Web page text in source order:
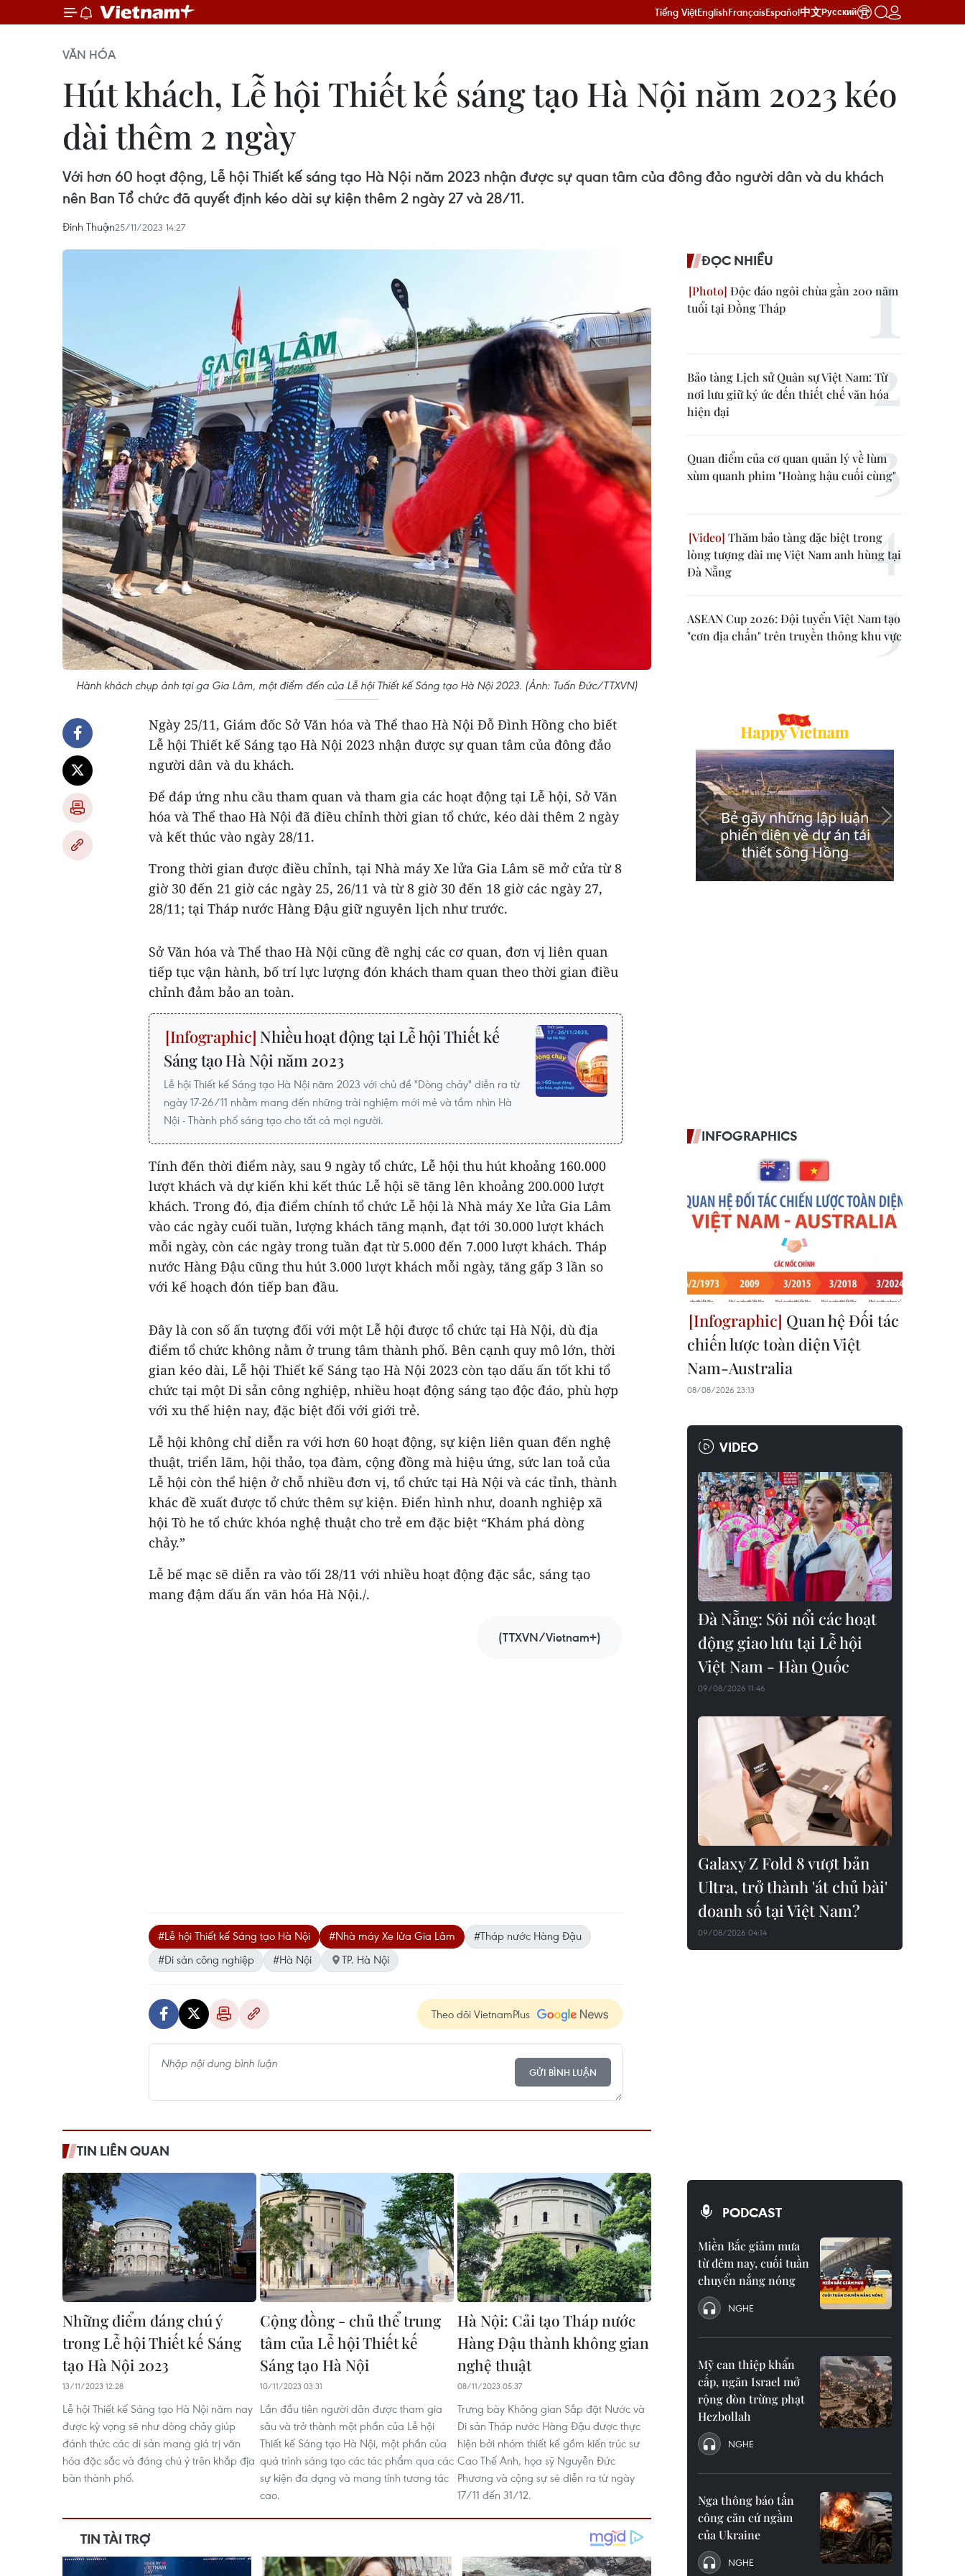
Tiếng ViệtEnglishFrançaisEspañol中文Русский
VĂN HÓA
Hút khách, Lễ hội Thiết kế sáng tạo Hà Nội năm 2023 kéo
dài thêm 2 ngày
Với hơn 60 hoạt động, Lễ hội Thiết kế sáng tạo Hà Nội năm 2023 nhận được sự quan tâm của đông đảo người dân và du khách
nên Ban Tổ chức đã quyết định kéo dài sự kiện thêm 2 ngày 27 và 28/11.
Đinh Thuận25/11/2023 14:27
Hành khách chụp ảnh tại ga Gia Lâm, một điểm đến của Lễ hội Thiết kế Sáng tạo Hà Nội 2023. (Ảnh: Tuấn Đức/TTXVN)
Ngày 25/11, Giám đốc Sở Văn hóa và Thể thao Hà Nội Đỗ Đình Hồng cho biết
Lễ hội Thiết kế Sáng tạo Hà Nội 2023 nhận được sự quan tâm của đông đảo
người dân và du khách.
Để đáp ứng nhu cầu tham quan và tham gia các hoạt động tại Lễ hội, Sở Văn
hóa và Thể thao Hà Nội đã điều chỉnh thời gian tổ chức, kéo dài thêm 2 ngày
và kết thúc vào ngày 28/11.
Trong thời gian được điều chỉnh, tại Nhà máy Xe lửa Gia Lâm sẽ mở cửa từ 8
giờ 30 đến 21 giờ các ngày 25, 26/11 và từ 8 giờ 30 đến 18 giờ các ngày 27,
28/11; tại Tháp nước Hàng Đậu giữ nguyên lịch như trước.
Sở Văn hóa và Thể thao Hà Nội cũng đề nghị các cơ quan, đơn vị liên quan
tiếp tục vận hành, bố trí lực lượng đón khách tham quan theo thời gian điều
chỉnh đảm bảo an toàn.
Nhiều hoạt động tại Lễ hội Thiết kế
Sáng tạo Hà Nội năm 2023
Lễ hội Thiết kế Sáng tạo Hà Nội năm 2023 với chủ đề "Dòng chảy" diễn ra từ
ngày 17-26/11 nhằm mang đến những trải nghiệm mới mẻ và tầm nhìn Hà
Nội - Thành phố sáng tạo cho tất cả mọi người.
Tính đến thời điểm này, sau 9 ngày tổ chức, Lễ hội thu hút khoảng 160.000
lượt khách và dự kiến khi kết thúc Lễ hội sẽ tăng lên khoảng 200.000 lượt
khách. Trong đó, địa điểm chính tổ chức Lễ hội là Nhà máy Xe lửa Gia Lâm
vào các ngày cuối tuần, lượng khách tăng mạnh, đạt tới 30.000 lượt khách
mỗi ngày, còn các ngày trong tuần đạt từ 5.000 đến 7.000 lượt khách. Tháp
nước Hàng Đậu cũng thu hút 3.000 lượt khách mỗi ngày, tăng gấp 3 lần so
với kế hoạch đón tiếp ban đầu.
Đây là con số ấn tượng đối với một Lễ hội được tổ chức tại Hà Nội, dù địa
điểm tổ chức không nằm ở trung tâm thành phố. Bên cạnh quy mô lớn, thời
gian kéo dài, Lễ hội Thiết kế Sáng tạo Hà Nội 2023 còn tạo dấu ấn tốt khi tổ
chức tại một Di sản công nghiệp, nhiều hoạt động sáng tạo độc đáo, phù hợp
với xu thế hiện nay, đặc biệt đối với giới trẻ.
Lễ hội không chỉ diễn ra với hơn 60 hoạt động, sự kiện liên quan đến nghệ
thuật, triển lãm, hội thảo, tọa đàm, cộng đồng mà hiệu ứng, sức lan toả của
Lễ hội còn thể hiện ở chỗ nhiều đơn vị, tổ chức tại Hà Nội và các tỉnh, thành
khác đề xuất được tổ chức thêm sự kiện. Điển hình như, doanh nghiệp xã
hội Tò he tổ chức khóa nghệ thuật cho trẻ em đặc biệt “Khám phá dòng
chảy.”
Lễ bế mạc sẽ diễn ra vào tối 28/11 với nhiều hoạt động đặc sắc, sáng tạo
mang đậm dấu ấn văn hóa Hà Nội./.
(TTXVN/Vietnam+)
#Lễ hội Thiết kế Sáng tạo Hà Nội #Nhà máy Xe lửa Gia Lâm
#Tháp nước Hàng Đậu
#Di sản công nghiệp
#Hà Nội TP. Hà Nội
Theo dõi VietnamPlus
GỬI BÌNH LUẬN
TIN LIÊN QUAN
Những điểm đáng chú ý
trong Lễ hội Thiết kế Sáng
tạo Hà Nội 2023
13/11/2023 12:28
Lễ hội Thiết kế Sáng tạo Hà Nội năm nay
được kỳ vọng sẽ như dòng chảy giúp
đánh thức các di sản mang giá trị văn
hóa đặc sắc và đáng chú ý trên khắp địa
bàn thành phố.
Cộng đồng - chủ thể trung
tâm của Lễ hội Thiết kế
Sáng tạo Hà Nội
10/11/2023 03:31
Lần đầu tiên người dân được tham gia
sâu và trở thành một phần của Lễ hội
Thiết kế Sáng tạo Hà Nội, một phần của
quá trình sáng tạo các tác phẩm qua các
sự kiện đa dạng và mang tính tương tác
cao.
Hà Nội: Cải tạo Tháp nước
Hàng Đậu thành không gian
nghệ thuật
08/11/2023 05:37
Trưng bày Không gian Sắp đặt Nước và
Di sản Tháp nước Hàng Đậu được thực
hiện bởi nhóm thiết kế gồm kiến trúc sư
Cao Thế Anh, họa sỹ Nguyễn Đức
Phương và cộng sự sẽ diễn ra từ ngày
17/11 đến 31/12.
ĐỌC NHIỀU
Độc đáo ngôi chùa gần 200 năm
tuổi tại Đồng Tháp
Bảo tàng Lịch sử Quân sự Việt Nam: Từ
nơi lưu giữ ký ức đến thiết chế văn hóa
hiện đại
Quan điểm của cơ quan quản lý về lùm
xùm quanh phim "Hoàng hậu cuối cùng"
Thăm bảo tàng đặc biệt trong
lòng tượng đài mẹ Việt Nam anh hùng tại
Đà Nẵng
ASEAN Cup 2026: Đội tuyển Việt Nam tạo
"cơn địa chấn" trên truyền thông khu vực
INFOGRAPHICS
Quan hệ Đối tác
chiến lược toàn diện Việt
Nam-Australia
08/08/2026 23:13
VIDEO
Đà Nẵng: Sôi nổi các hoạt
động giao lưu tại Lễ hội
Việt Nam - Hàn Quốc
09/08/2026 11:46
Galaxy Z Fold 8 vượt bản
Ultra, trở thành 'át chủ bài'
doanh số tại Việt Nam?
09/08/2026 04:14
PODCAST
Miền Bắc giảm mưa
từ đêm nay, cuối tuần
chuyển nắng nóng
NGHE
Mỹ can thiệp khẩn
cấp, ngăn Israel mở
rộng đòn trừng phạt
Hezbollah
NGHE
Nga thông báo tấn
công căn cứ ngầm
của Ukraine
NGHE